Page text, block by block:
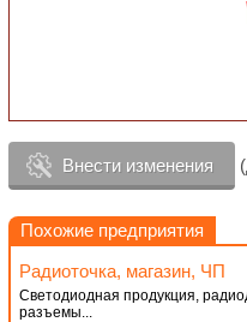
Внести изменения
Похожие предприятия
Радиоточка, магазин, ЧП
Светодиодная продукция,
разъемы...